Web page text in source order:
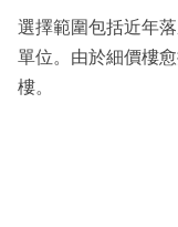
選擇範圍包括近年
單位。由於細價樓
樓。